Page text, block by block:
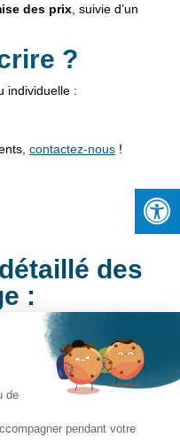
des prix , suivie d’un
?
individuelle :
contactez-nous !
des
:
challenge et des lots,
Maison de l’Industrie
différents au sein du
de
pendant votre